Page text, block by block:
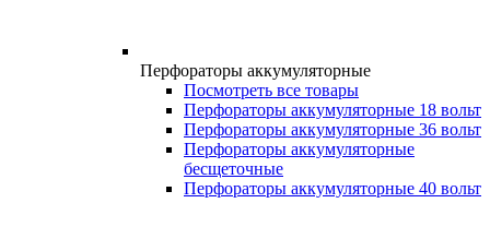
Перфораторы аккумуляторные
Посмотреть все товары
Перфораторы аккумуляторные 18 вольт
Перфораторы аккумуляторные 36 вольт
Перфораторы аккумуляторные
бесщеточные
Перфораторы аккумуляторные 40 вольт